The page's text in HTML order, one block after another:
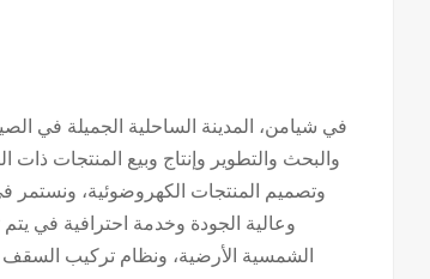
والبحث والتطوير وإنتاج وبيع المنتجات
وتصميم المنتجات الكهروضوئية، ونستمر
وعالية الجودة وخدمة احترافية في
الشمسية الأرضية، ونظام تركيب